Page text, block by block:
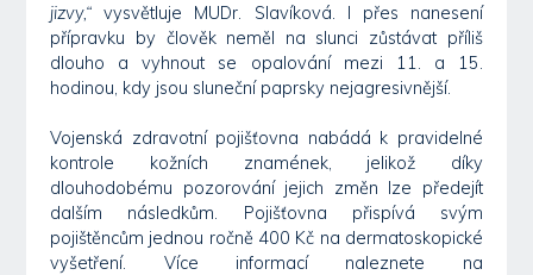
jizvy,“ vysvětluje MUDr. Slavíková. I přes nanesení
přípravku by člověk neměl na slunci zůstávat příliš
dlouho a vyhnout se opalování mezi 11. a 15.
hodinou, kdy jsou sluneční paprsky nejagresivnější.
Vojenská zdravotní pojišťovna nabádá k pravidelné
kontrole kožních znamének, jelikož díky
dlouhodobému pozorování jejich změn lze předejít
dalším následkům. Pojišťovna přispívá svým
pojištěncům jednou ročně 400 Kč na dermatoskopické
vyšetření. Více informací naleznete na